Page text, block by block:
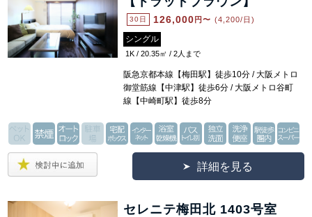
30日 126,000 円〜 (4,200/日)
シングル
1K / 20.35㎡ / 2人まで
阪急京都本線【梅田駅】徒歩10分 / 大阪メトロ
御堂筋線【中津駅】徒歩6分 / 大阪メトロ谷町
線【中崎町駅】徒歩8分
詳細を見る
セレニテ梅田北 1403号室